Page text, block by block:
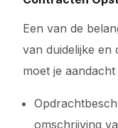
Een van de
van duidelijke en
moet je
omschrijving